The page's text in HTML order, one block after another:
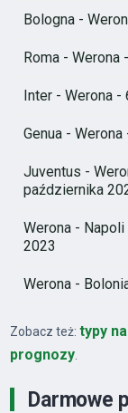
Darmowe
Bologna -
Roma -
Inter - Werona
Genua -
Juventus -
października
Werona -
2023
Werona -
Zobacz też:typy
prognozy